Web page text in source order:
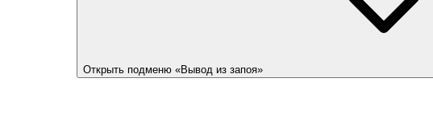
Открыть подменю «Вывод из запоя»